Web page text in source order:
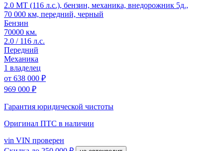
2.0 MT (116 л.с.), бензин, механика, внедорожник 5д.,
70 000 км, передний, черный
Бензин
70000 км.
2.0 / 116 л.с.
Передний
Механика
1 владелец
от 638 000 ₽
969 000 ₽
Гарантия юридической чистоты
Оригинал ПТС в наличии
vin VIN проверен